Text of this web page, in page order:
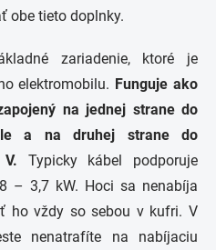
obe tieto doplnky.
zariadenie, ktoré je
elektromobilu. Funguje ako
na jednej strane do
a na druhej strane do
Typicky kábel podporuje
– 3,7 kW. Hoci sa nenabíja
ho vždy so sebou v kufri. V
nenatrafíte na nabíjaciu